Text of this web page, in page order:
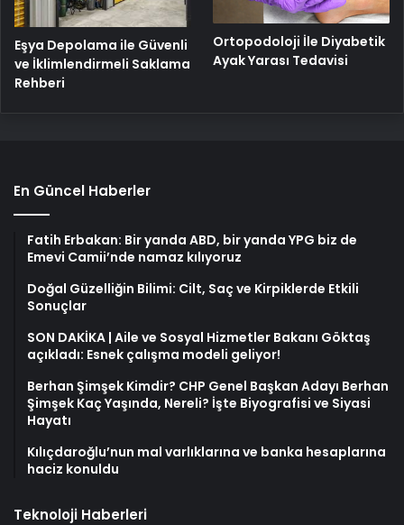
Eşya Depolama ile Güvenli
ve İklimlendirmeli Saklama
Rehberi
Ortopodoloji İle Diyabetik
Ayak Yarası Tedavisi
En Güncel Haberler
Fatih Erbakan: Bir yanda ABD, bir yanda YPG biz de
Emevi Camii’nde namaz kılıyoruz
Doğal Güzelliğin Bilimi: Cilt, Saç ve Kirpiklerde Etkili
Sonuçlar
SON DAKİKA | Aile ve Sosyal Hizmetler Bakanı Göktaş
açıkladı: Esnek çalışma modeli geliyor!
Berhan Şimşek Kimdir? CHP Genel Başkan Adayı Berhan
Şimşek Kaç Yaşında, Nereli? İşte Biyografisi ve Siyasi
Hayatı
Kılıçdaroğlu’nun mal varlıklarına ve banka hesaplarına
haciz konuldu
Teknoloji Haberleri